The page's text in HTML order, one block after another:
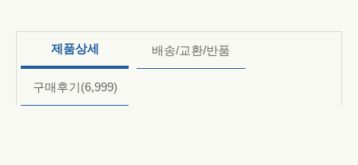
제품상세 배송/교환/반품
구매후기(6,999)